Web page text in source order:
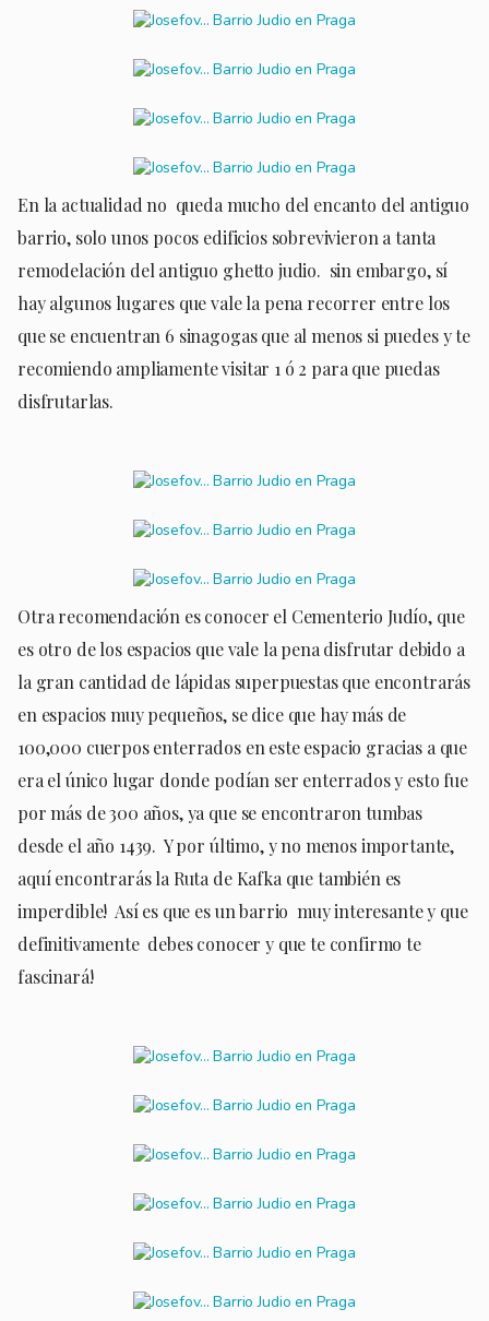
En la actualidad no queda mucho del encanto del antiguo
barrio, solo unos pocos edificios sobrevivieron a tanta
remodelación del antiguo ghetto judio. sin embargo, sí
hay algunos lugares que vale la pena recorrer entre los
que se encuentran 6 sinagogas que al menos si puedes y te
recomiendo ampliamente visitar 1 ó 2 para que puedas
disfrutarlas.
Otra recomendación es conocer el Cementerio Judío, que
es otro de los espacios que vale la pena disfrutar debido a
la gran cantidad de lápidas superpuestas que encontrarás
en espacios muy pequeños, se dice que hay más de
100,000 cuerpos enterrados en este espacio gracias a que
era el único lugar donde podían ser enterrados y esto fue
por más de 300 años, ya que se encontraron tumbas
desde el año 1439. Y por último, y no menos importante,
aquí encontrarás la Ruta de Kafka que también es
imperdible! Así es que es un barrio muy interesante y que
definitivamente debes conocer y que te confirmo te
fascinará!